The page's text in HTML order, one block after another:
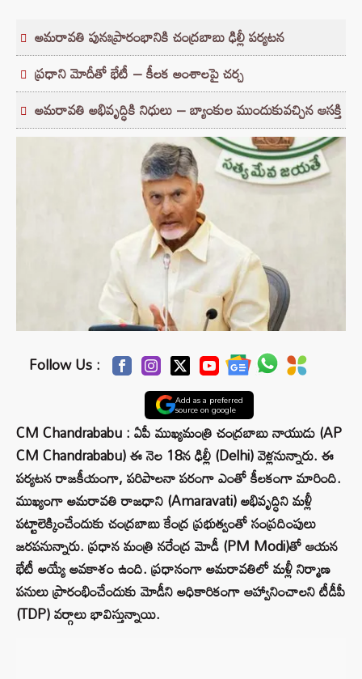
అమరావతి పునఃప్రారంభానికి చంద్రబాబు ఢిల్లీ పర్యటన
ప్రధాని మోదీతో భేటీ – కీలక అంశాలపై చర్చ
అమరావతి అభివృద్ధికి నిధులు – బ్యాంకుల ముందుకువచ్చిన ఆసక్తి
Follow Us :
Add as a preferred
source on google
CM Chandrababu : ఏపీ ముఖ్యమంత్రి చంద్రబాబు నాయుడు (AP
CM Chandrababu) ఈ నెల 18న ఢిల్లీ (Delhi) వెళ్లనున్నారు. ఈ
పర్యటన రాజకీయంగా, పరిపాలనా పరంగా ఎంతో కీలకంగా మారింది.
ముఖ్యంగా అమరావతి రాజధాని (Amaravati) అభివృద్ధిని మళ్లీ
పట్టాలెక్కించేందుకు చంద్రబాబు కేంద్ర ప్రభుత్వంతో సంప్రదింపులు
జరపనున్నారు. ప్రధాన మంత్రి నరేంద్ర మోడీ (PM Modi)తో ఆయన
భేటీ అయ్యే అవకాశం ఉంది. ప్రధానంగా అమరావతిలో మళ్లీ నిర్మాణ
పనులు ప్రారంభించేందుకు మోడీని అధికారికంగా ఆహ్వానించాలని టీడీపీ
(TDP) వర్గాలు భావిస్తున్నాయి.